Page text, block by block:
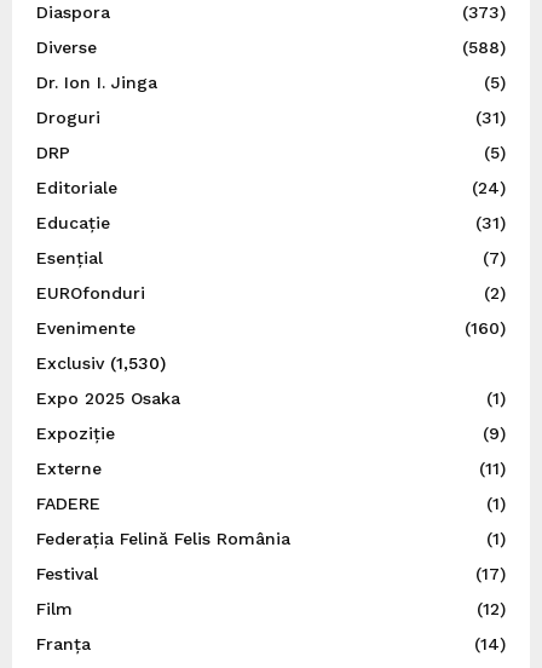
Diaspora
(373)
Diverse
(588)
Dr. Ion I. Jinga
(5)
Droguri
(31)
DRP
(5)
Editoriale
(24)
Educație
(31)
Esențial
(7)
EUROfonduri
(2)
Evenimente
(160)
Exclusiv(1,530)
Expo 2025 Osaka
(1)
Expoziție
(9)
Externe
(11)
FADERE
(1)
Federația Felină Felis România
(1)
Festival
(17)
Film
(12)
Franța
(14)